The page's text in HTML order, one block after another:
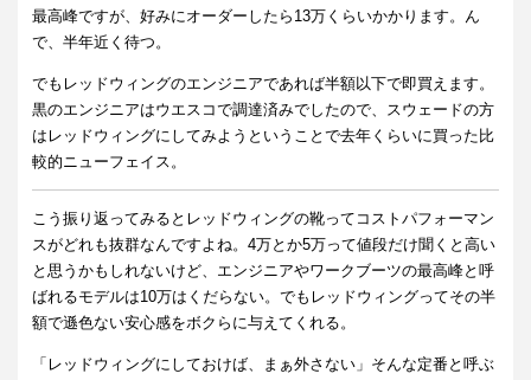
最高峰ですが、好みにオーダーしたら13万くらいかかります。ん
で、半年近く待つ。
でもレッドウィングのエンジニアであれば半額以下で即買えます。
黒のエンジニアはウエスコで調達済みでしたので、スウェードの方
はレッドウィングにしてみようということで去年くらいに買った比
較的ニューフェイス。
こう振り返ってみるとレッドウィングの靴ってコストパフォーマン
スがどれも抜群なんですよね。4万とか5万って値段だけ聞くと高い
と思うかもしれないけど、エンジニアやワークブーツの最高峰と呼
ばれるモデルは10万はくだらない。でもレッドウィングってその半
額で遜色ない安心感をボクらに与えてくれる。
「レッドウィングにしておけば、まぁ外さない」そんな定番と呼ぶ